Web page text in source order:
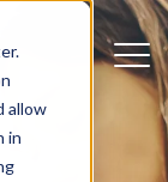
allow
in